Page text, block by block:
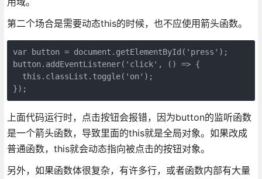
第二个场合是需要动态this的时候，也不应使用箭头函数。
var button = document.getElementById('press');
button.addEventListener('click', () => {
  this.classList.toggle('on');
});
上面代码运行时，点击按钮会报错，因为button的监听函数
是一个箭头函数，导致里面的this就是全局对象。如果改成
普通函数，this就会动态指向被点击的按钮对象。
另外，如果函数体很复杂，有许多行，或者函数内部有大量